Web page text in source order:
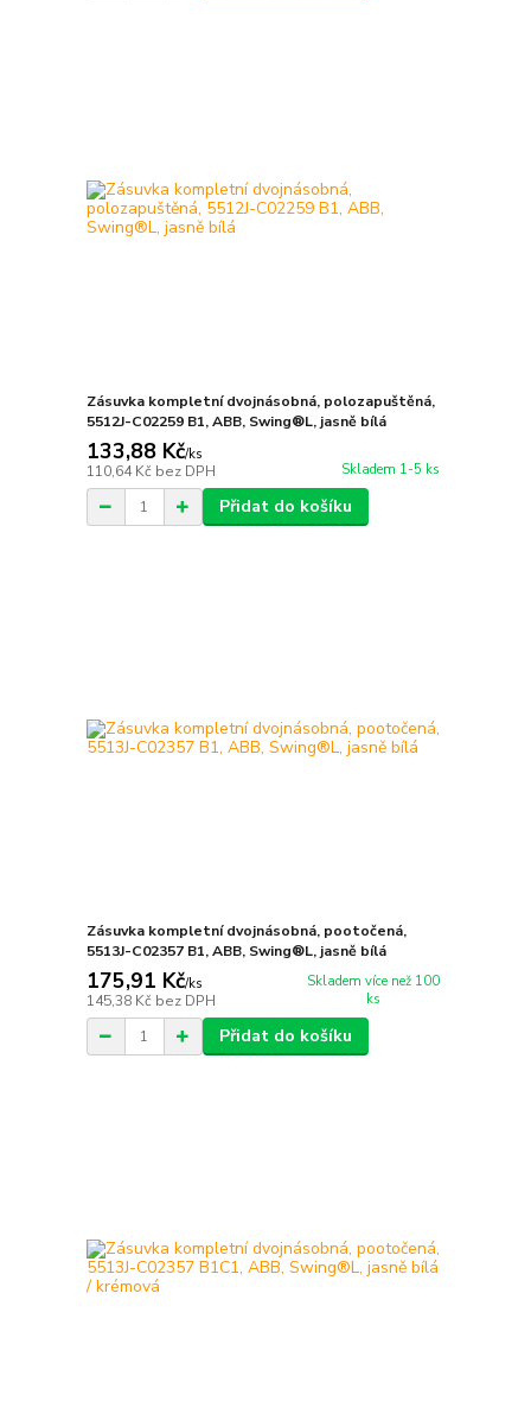
Zásuvka kompletní dvojnásobná, polozapuštěná,
5512J-C02259 B1, ABB, Swing®L, jasně bílá
133,88 Kč/ks
110,64 Kč bez DPH Skladem 1-5 ks
Přidat do košíku
Zásuvka kompletní dvojnásobná, pootočená,
5513J-C02357 B1, ABB, Swing®L, jasně bílá
175,91 Kč/ks
145,38 Kč bez DPH
Skladem více než 100
ks
Přidat do košíku